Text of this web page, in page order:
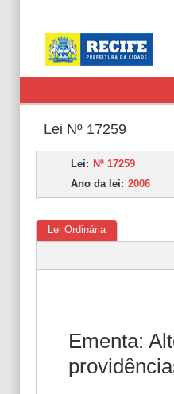
Lei Nº 17259
Lei: Nº 17259
Ano da lei: 2006
Lei Ordinária
Ementa: